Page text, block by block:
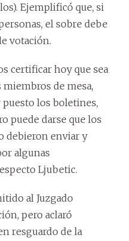
Ejemplificó que, si
el sobre debe
votación.
certificar hoy que sea
miembros de mesa,
los boletines,
puede darse que los
debieron enviar y
algunas
Ljubetic.
al Juzgado
pero aclaró
resguardo de la